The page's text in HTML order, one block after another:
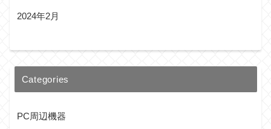
2024年2月
Categories
PC周辺機器